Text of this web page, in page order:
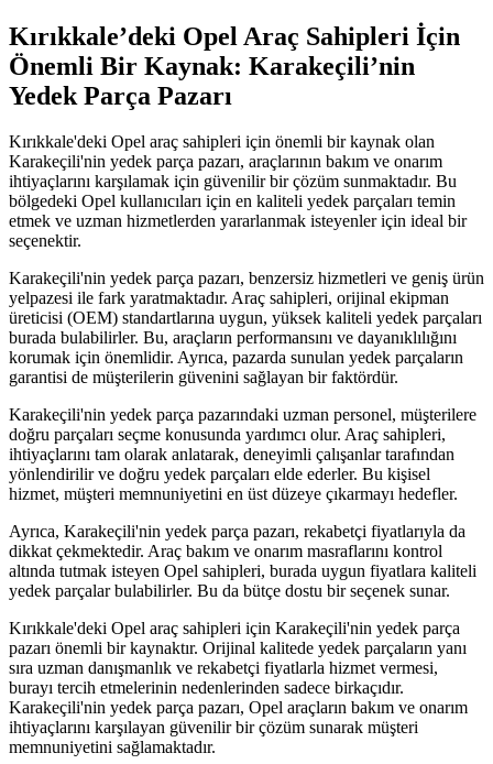
Kırıkkale’deki Opel Araç Sahipleri İçin
Önemli Bir Kaynak: Karakeçili’nin
Yedek Parça Pazarı
Kırıkkale'deki Opel araç sahipleri için önemli bir kaynak olan
Karakeçili'nin yedek parça pazarı, araçlarının bakım ve onarım
ihtiyaçlarını karşılamak için güvenilir bir çözüm sunmaktadır. Bu
bölgedeki Opel kullanıcıları için en kaliteli yedek parçaları temin
etmek ve uzman hizmetlerden yararlanmak isteyenler için ideal bir
seçenektir.
Karakeçili'nin yedek parça pazarı, benzersiz hizmetleri ve geniş ürün
yelpazesi ile fark yaratmaktadır. Araç sahipleri, orijinal ekipman
üreticisi (OEM) standartlarına uygun, yüksek kaliteli yedek parçaları
burada bulabilirler. Bu, araçların performansını ve dayanıklılığını
korumak için önemlidir. Ayrıca, pazarda sunulan yedek parçaların
garantisi de müşterilerin güvenini sağlayan bir faktördür.
Karakeçili'nin yedek parça pazarındaki uzman personel, müşterilere
doğru parçaları seçme konusunda yardımcı olur. Araç sahipleri,
ihtiyaçlarını tam olarak anlatarak, deneyimli çalışanlar tarafından
yönlendirilir ve doğru yedek parçaları elde ederler. Bu kişisel
hizmet, müşteri memnuniyetini en üst düzeye çıkarmayı hedefler.
Ayrıca, Karakeçili'nin yedek parça pazarı, rekabetçi fiyatlarıyla da
dikkat çekmektedir. Araç bakım ve onarım masraflarını kontrol
altında tutmak isteyen Opel sahipleri, burada uygun fiyatlara kaliteli
yedek parçalar bulabilirler. Bu da bütçe dostu bir seçenek sunar.
Kırıkkale'deki Opel araç sahipleri için Karakeçili'nin yedek parça
pazarı önemli bir kaynaktır. Orijinal kalitede yedek parçaların yanı
sıra uzman danışmanlık ve rekabetçi fiyatlarla hizmet vermesi,
burayı tercih etmelerinin nedenlerinden sadece birkaçıdır.
Karakeçili'nin yedek parça pazarı, Opel araçların bakım ve onarım
ihtiyaçlarını karşılayan güvenilir bir çözüm sunarak müşteri
memnuniyetini sağlamaktadır.